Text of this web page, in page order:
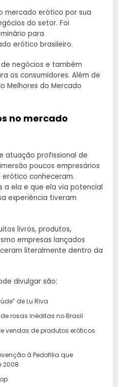
mercado erótico por sua
do setor. Foi
para
erótico brasileiro.
negócios e também
os consumidores. Além de
Melhores do Mercado
no mercado
atuação profissional de
poucos empresários
conheceram.
a ela e que ela via potencial
experiência tiveram
livros, produtos,
empresas lançados
literalmente dentro da
divulgar são:
de Lu Riva
rosas inéditas no Brasil
vendas de produtos eróticos
à Pedofilia que
2008